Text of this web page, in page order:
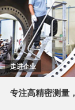
走进企业
专注高精密测量